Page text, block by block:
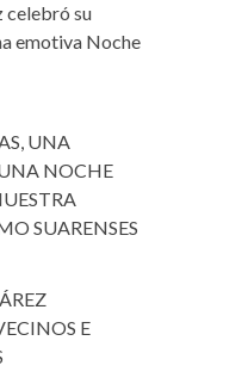
celebró su
emotiva Noche
UNA
NOCHE
SUARENSES
E